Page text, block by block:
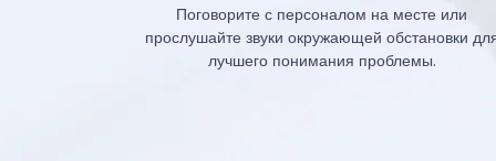
Поговорите с персоналом на месте или
прослушайте звуки окружающей обстановки
лучшего понимания проблемы.